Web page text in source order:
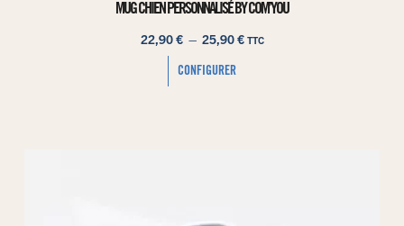
MUG CHIEN PERSONNALISÉ BY COM’YOU
22,90€ – 25,90€ TTC
CONFIGURER